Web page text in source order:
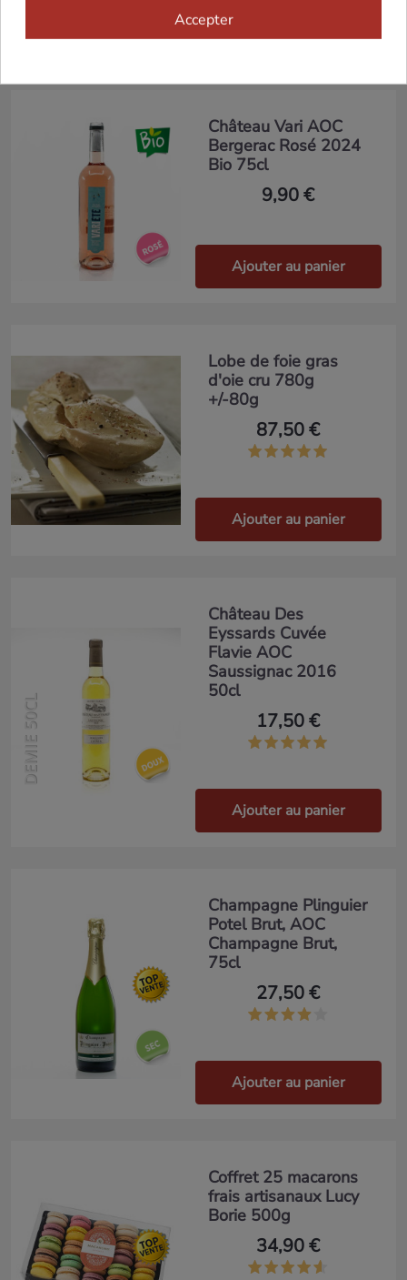
Château Vari AOC
Bergerac Rosé 2024
Bio 75cl
9,90 €
Ajouter au panier
Lobe de foie gras
d'oie cru 780g
+/-80g
87,50 €
Ajouter au panier
DEMIE 50CL
Château Des
Eyssards Cuvée
Flavie AOC
Saussignac 2016
50cl
17,50 €
Ajouter au panier
Champagne Plinguier
Potel Brut, AOC
Champagne Brut,
75cl
27,50 €
Ajouter au panier
Coffret 25 macarons
frais artisanaux Lucy
Borie 500g
34,90 €
Accepter